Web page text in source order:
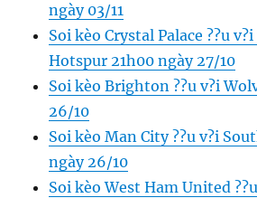
ngày 03/11
Soi kèo Crystal Palace ??u
Hotspur 21h00 ngày 27/10
Soi kèo Brighton ??u v?i
26/10
Soi kèo Man City ??u v?i
ngày 26/10
Soi kèo West Ham United